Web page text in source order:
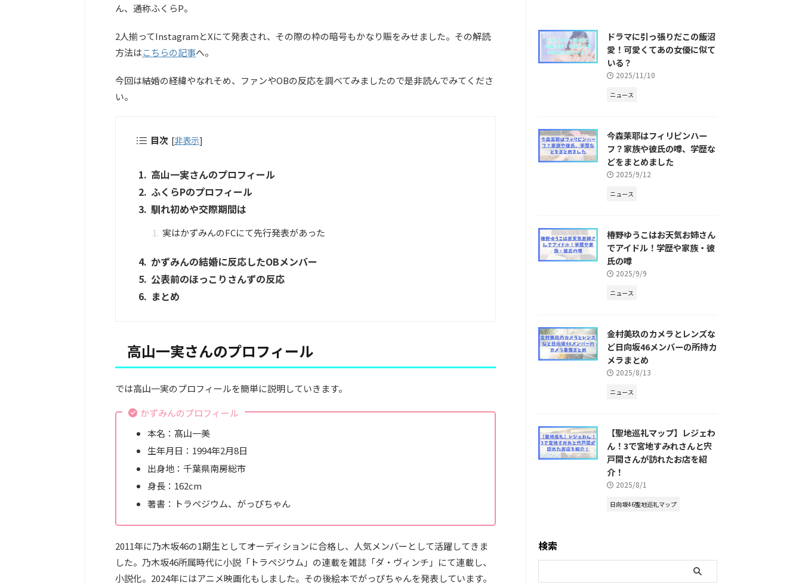
ん、通称ふくらP。
2人揃ってInstagramとXにて発表され、その際の枠の暗号もかなり賑をみせました。その解読
方法はこちらの記事へ。
今回は結婚の経緯やなれそめ、ファンやOBの反応を調べてみましたので是非読んでみてくださ
い。
目次 [非表示]
高山一実さんのプロフィール
ふくらPのプロフィール
馴れ初めや交際期間は
実はかずみんのFCにて先行発表があった
かずみんの結婚に反応したOBメンバー
公表前のほっこりさんずの反応
まとめ
高山一実さんのプロフィール
では高山一実のプロフィールを簡単に説明していきます。
かずみんのプロフィール
本名：髙山一美
生年月日：1994年2月8日
出身地：千葉県南房総市
身長：162cm
著書：トラペジウム、がっぴちゃん
2011年に乃木坂46の1期生としてオーディションに合格し、人気メンバーとして活躍してきま
した。乃木坂46所属時代に小説「トラペジウム」の連載を雑誌「ダ・ヴィンチ」にて連載し、
小説化。2024年にはアニメ映画化もしました。その後絵本でがっぴちゃんを発表しています。
ドラマに引っ張りだこの飯沼
愛！可愛くてあの女優に似て
いる？
2025/11/10
ニュース
今森茉耶はフィリピンハー
フ？家族や彼氏の噂、学歴な
どをまとめました
2025/9/12
ニュース
椿野ゆうこはお天気お姉さん
でアイドル！学歴や家族・彼
氏の噂
2025/9/9
ニュース
金村美玖のカメラとレンズな
ど日向坂46メンバーの所持カ
メラまとめ
2025/8/13
ニュース
【聖地巡礼マップ】レジェわ
ん！3で宮地すみれさんと宍
戸開さんが訪れたお店を紹
介！
2025/8/1
日向坂46聖地巡礼マップ
検索